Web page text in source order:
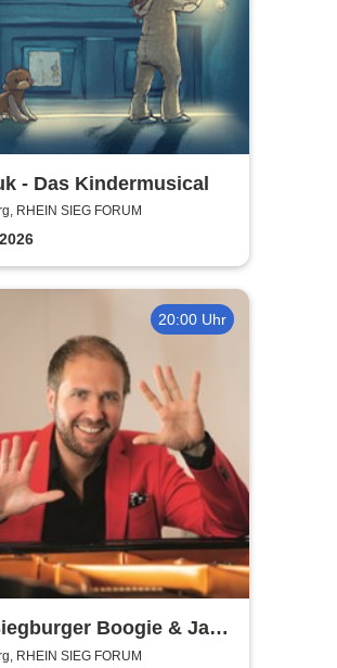
- Das Kindermusical
RHEIN SIEG FORUM
20:00 Uhr
Boogie & Jazz
RHEIN SIEG FORUM